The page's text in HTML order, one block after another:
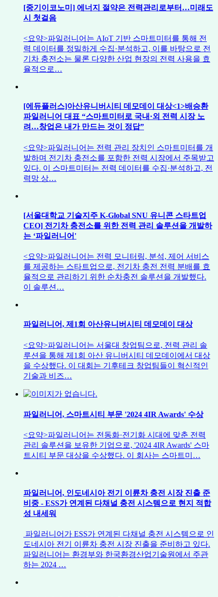
[중기이코노미] 에너지 절약은 전력관리로부터…미래도
시 첫걸음
<요약>파일러니어는 AIoT 기반 스마트미터를 통해 전
력 데이터를 정밀하게 수집·분석하고, 이를 바탕으로 전
기차 충전소는 물론 다양한 산업 현장의 전력 사용을 효
율적으로…
[에듀플러스]아산유니버시티 데모데이 대상<1>배승환
파일러니어 대표 “스마트미터로 국내·외 전력 시장 노
려…창업은 내가 만드는 것이 정답”
<요약>파일러니어는 전력 관리 장치인 스마트미터를 개
발하며 전기차 충전소를 포함한 전력 시장에서 주목받고
있다. 이 스마트미터는 전력 데이터를 수집·분석하고, 전
력망 상…
[서울대학교 기술지주 K-Global SNU 유니콘 스타트업
CEO] 전기차 충전소를 위한 전력 관리 솔루션을 개발하
는 ‘파일러니어'
<요약>파일러니어는 전력 모니터링, 분석, 제어 서비스
를 제공하는 스타트업으로, 전기차 충전 전력 분배를 효
율적으로 관리하기 위한 순차충전 솔루션을 개발했다.
이 솔루션…
파일러니어, 제1회 아산유니버시티 데모데이 대상
<요약>파일러니어는 서울대 창업팀으로, 전력 관리 솔
루션을 통해 제1회 아산 유니버시티 데모데이에서 대상
을 수상했다. 이 대회는 기후테크 창업팀들이 혁신적인
기술과 비즈…
파일러니어, 스마트시티 부문 '2024 4IR Awards' 수상
<요약>파일러니어는 전동화·전기화 시대에 맞춘 전력
관리 솔루션을 보유한 기업으로, '2024 4IR Awards' 스마
트시티 부문 대상을 수상했다. 이 회사는 스마트미…
파일러니어, 인도네시아 전기 이륜차 충전 시장 진출 준
비중 - ESS가 연계된 다채널 충전 시스템으로 현지 적합
성 내세워
파일러니어가 ESS가 연계된 다채널 충전 시스템으로 인
도네시아 전기 이륜차 충전 시장 진출을 준비하고 있다.
파일러니어는 환경부와 한국환경산업기술원에서 주관
하는 2024 …